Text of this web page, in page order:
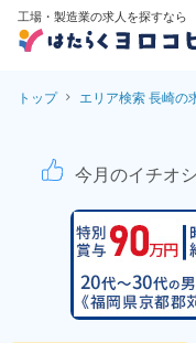
工場・製造業の求人を探すなら
トップ エリア検索 長崎の
シリコン
今月のイチオ